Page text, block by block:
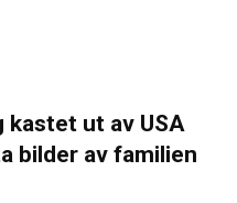
ut av USA
bilder av familien